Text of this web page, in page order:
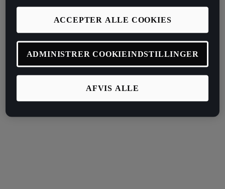
AFVIS ALLE
ACCEPTER ALLE COOKIES
ADMINISTRER COOKIEINDSTILLINGER